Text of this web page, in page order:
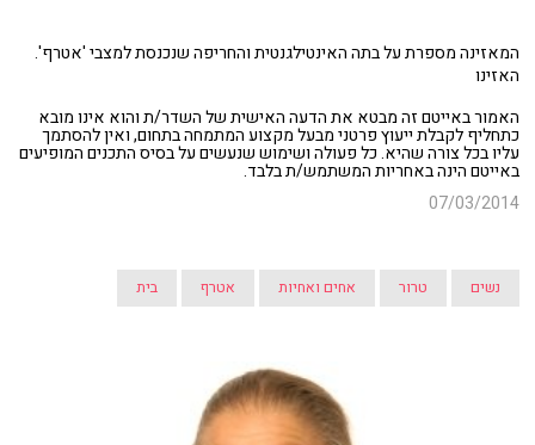
המאזינה מספרת על בתה האינטילגנטית והחריפה שנכנסת למצבי 'אטרף'.
האזינו
האמור באייטם זה מבטא את הדעה האישית של השדר/ת והוא אינו מובא
כתחליף לקבלת ייעוץ פרטני מבעל מקצוע המתמחה בתחום, ואין להסתמך
עליו בכל צורה שהיא. כל פעולה ושימוש שנעשים על בסיס התכנים המופיעים
באייטם הינה באחריות המשתמש/ת בלבד.
07/03/2014
נשים טרור אחים ואחיות אטרף בית